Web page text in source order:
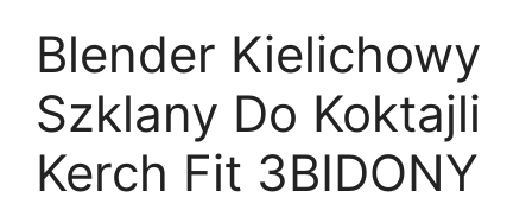
Blender Kielichowy
Szklany Do Koktajli
Kerch Fit 3BIDONY